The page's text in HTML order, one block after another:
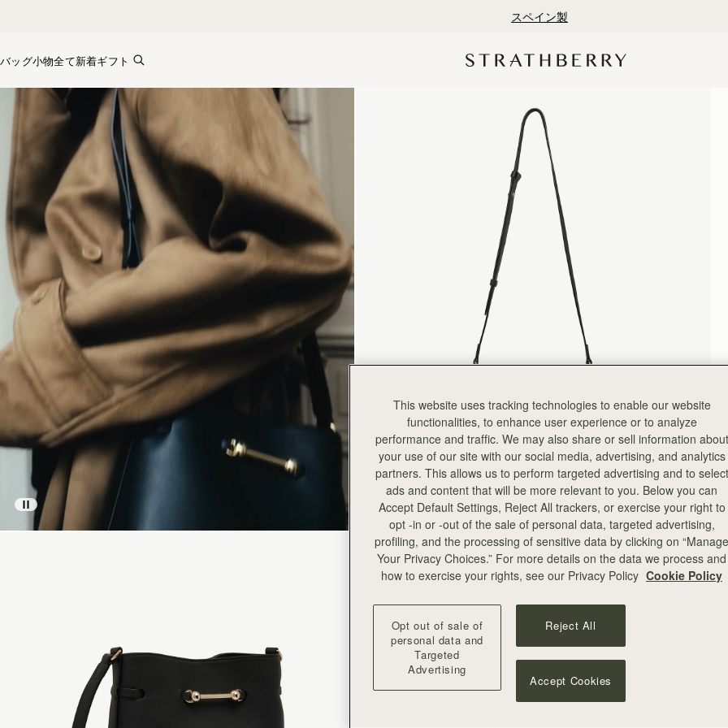
初回購入10%OFF*
バッグ小物全て新着ギフト
This website uses tracking technologies to enable our website
functionalities, to enhance user experience or to analyze
performance and traffic. We may also share or sell information about
your use of our site with our social media, advertising, and analytics
partners. This allows us to perform targeted advertising and to select
ads and content that will be more relevant to you. Below you can
Accept Default Settings, Reject All trackers, or exercise your right to
opt -in or -out of the sale of personal data, targeted advertising,
profiling, and the processing of sensitive data by clicking on “Manage
Your Privacy Choices.” For more details on the data we process and
how to exercise your rights, see our Privacy Policy Cookie Policy
Opt out of sale of
personal data and
Targeted
Advertising
Reject All
Accept Cookies